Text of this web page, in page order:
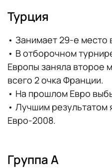
Турция
• Занимает 29-е место
• В отборочном
Европы заняла второе
всего 2 очка Франции.
• На прошлом Евро
• Лучшим результатом
Евро-2008.
Группа А